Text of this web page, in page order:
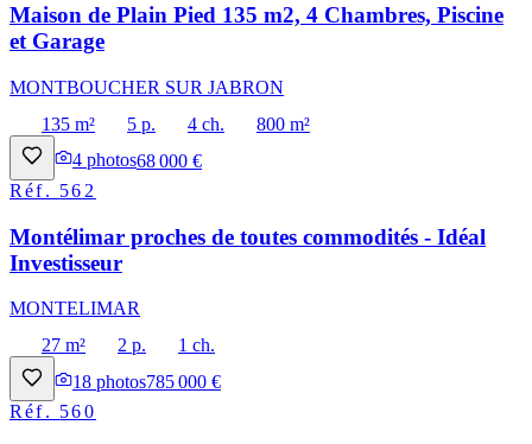
Maison de Plain Pied 135 m2, 4 Chambres, Piscine
et Garage
MONTBOUCHER SUR JABRON
135 m²
5 p. 4 ch.
800 m²
4 photos68 000 €
Réf. 562
Montélimar proches de toutes commodités - Idéal
Investisseur
MONTELIMAR
27 m²
2 p.
1 ch.
18 photos785 000 €
Réf. 560